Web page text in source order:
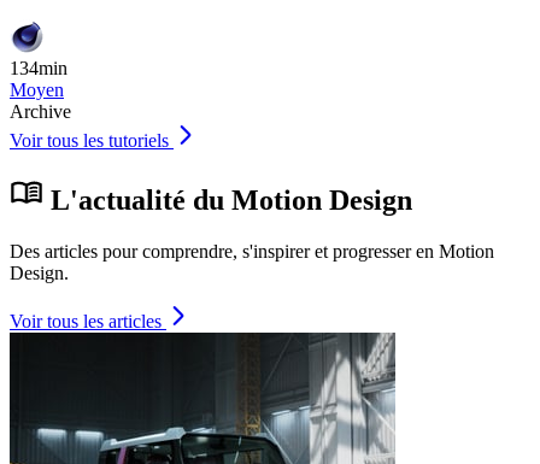
134min
Moyen
Archive
Voir tous les tutoriels
L'actualité du Motion Design
Des articles pour comprendre, s'inspirer et progresser en Motion
Design.
Voir tous les articles